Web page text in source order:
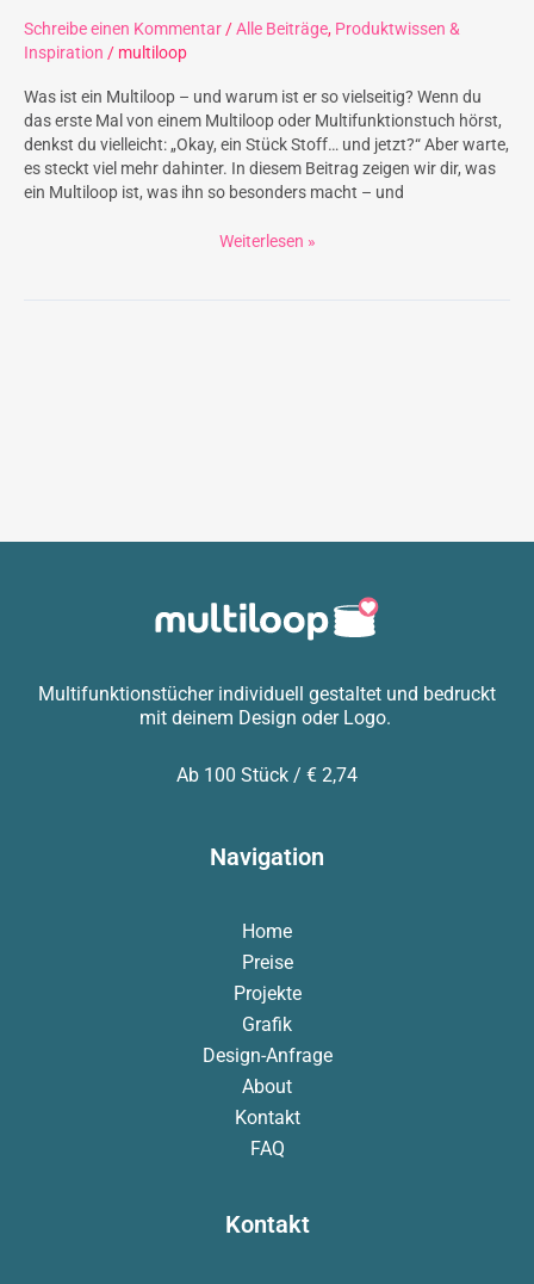
Schreibe einen Kommentar/Alle Beiträge, Produktwissen &
Inspiration / multiloop
Was ist ein Multiloop – und warum ist er so vielseitig? Wenn du
das erste Mal von einem Multiloop oder Multifunktionstuch hörst,
denkst du vielleicht: „Okay, ein Stück Stoff… und jetzt?“ Aber warte,
es steckt viel mehr dahinter. In diesem Beitrag zeigen wir dir, was
ein Multiloop ist, was ihn so besonders macht – und
Weiterlesen »
Multifunktionstücher individuell gestaltet und bedruckt
mit deinem Design oder Logo.
Ab 100 Stück / € 2,74
Navigation
Home
Preise
Projekte
Grafik
Design-Anfrage
About
Kontakt
FAQ
Kontakt